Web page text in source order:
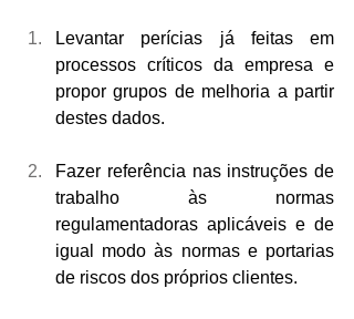
Levantar perícias já feitas em
processos críticos da empresa e
propor grupos de melhoria a partir
destes dados.
Fazer referência nas instruções de
trabalho às normas
regulamentadoras aplicáveis e de
igual modo às normas e portarias
de riscos dos próprios clientes.